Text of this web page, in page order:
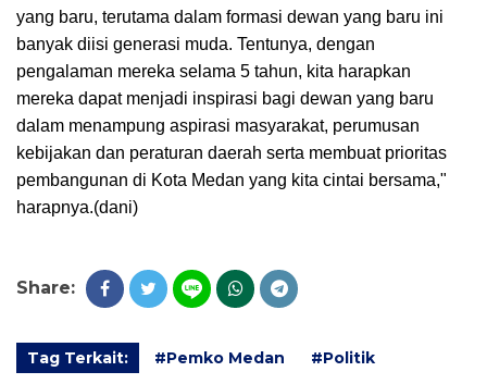
yang baru, terutama dalam formasi dewan yang baru ini
banyak diisi generasi muda. Tentunya, dengan
pengalaman mereka selama 5 tahun, kita harapkan
mereka dapat menjadi inspirasi bagi dewan yang baru
dalam menampung aspirasi masyarakat, perumusan
kebijakan dan peraturan daerah serta membuat prioritas
pembangunan di Kota Medan yang kita cintai bersama,"
harapnya.(dani)
Share:
Tag Terkait: #Pemko Medan #Politik